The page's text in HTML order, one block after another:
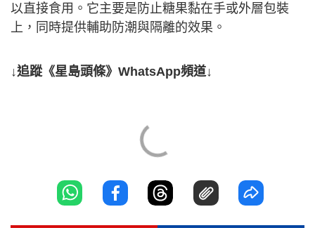
以直接食用。它主要是防止糖果黏在手或外層包裝
上，同時提供輔助防潮與隔離的效果。
↓追蹤《星島頭條》WhatsApp頻道↓